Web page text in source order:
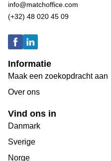
info@matchoffice.com
(+32) 48 020 45 09
Informatie
Maak een zoekopdracht aan
Over ons
Vind ons in
Danmark
Sverige
Norge